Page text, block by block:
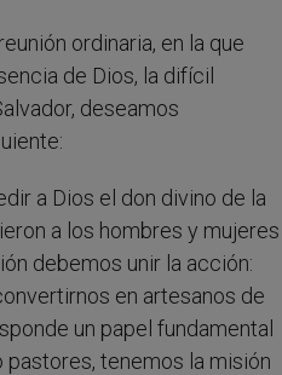
ordinaria, en la que
de Dios, la difícil
deseamos
a Dios el don divino de la
a los hombres y mujeres
debemos unir la acción:
en artesanos de
un papel fundamental
tenemos la misión